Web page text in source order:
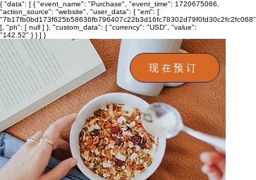
{ "data": [ { "event_name": "Purchase", "event_time": 1720675066,
"action_source": "website", "user_data": { "em": [
"7b17fb0bd173f625b58636fb796407c22b3d16fc78302d79f0fd30c2fc2fc068"
], "ph": [ null ] }, "custom_data": { "currency": "USD", "value":
"142.52" } } ] }
现在预订